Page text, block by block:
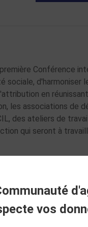
vos
Conférence
sociale,
en
les associations de
des ateliers de
qui seront à